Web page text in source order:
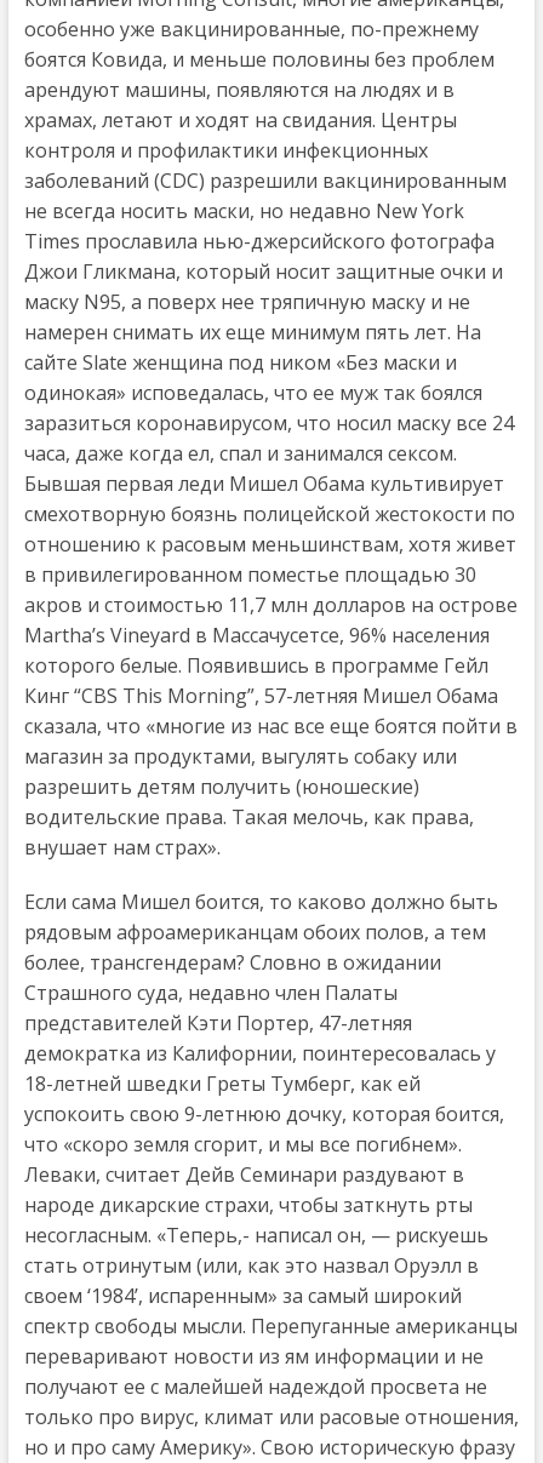
особенно уже вакцинированные, по-прежнему
боятся Ковида, и меньше половины без проблем
арендуют машины, появляются на людях и в
храмах, летают и ходят на свидания. Центры
контроля и профилактики инфекционных
заболеваний (СDС) разрешили вакцинированным
не всегда носить маски, но недавно New York
Times прославила нью-джерсийского фотографа
Джои Гликмана, который носит защитные очки и
маску N95, а поверх нее тряпичную маску и не
намерен снимать их еще минимум пять лет. На
сайте Slate женщина под ником «Без маски и
одинокая» исповедалась, что ее муж так боялся
заразиться коронавирусом, что носил маску все 24
часа, даже когда ел, спал и занимался сексом.
Бывшая первая леди Мишел Обама культивирует
смехотворную боязнь полицейской жестокости по
отношению к расовым меньшинствам, хотя живет
в привилегированном поместье площадью 30
акров и стоимостью 11,7 млн долларов на острове
Martha’s Vineyard в Массачусетсе, 96% населения
которого белые. Появившись в программе Гейл
Кинг “CBS This Morning”, 57-летняя Мишел Обама
сказала, что «многие из нас все еще боятся пойти в
магазин за продуктами, выгулять собаку или
разрешить детям получить (юношеские)
водительские права. Такая мелочь, как права,
внушает нам страх».
Если сама Мишел боится, то каково должно быть
рядовым афроамериканцам обоих полов, а тем
более, трансгендерам? Словно в ожидании
Страшного суда, недавно член Палаты
представителей Кэти Портер, 47-летняя
демократка из Калифорнии, поинтересовалась у
18-летней шведки Греты Тумберг, как ей
успокоить свою 9-летнюю дочку, которая боится,
что «скоро земля сгорит, и мы все погибнем».
Леваки, считает Дейв Семинари раздувают в
народе дикарские страхи, чтобы заткнуть рты
несогласным. «Теперь,- написал он, — рискуешь
стать отринутым (или, как это назвал Оруэлл в
своем ‘1984’, испаренным» за самый широкий
спектр свободы мысли. Перепуганные американцы
переваривают новости из ям информации и не
получают ее с малейшей надеждой просвета не
только про вирус, климат или расовые отношения,
но и про саму Америку». Свою историческую фразу